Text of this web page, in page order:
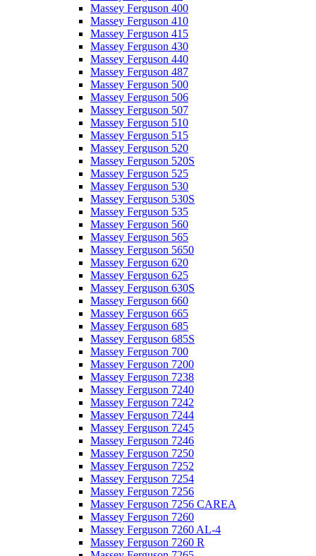
Massey Ferguson 400
Massey Ferguson 410
Massey Ferguson 415
Massey Ferguson 430
Massey Ferguson 440
Massey Ferguson 487
Massey Ferguson 500
Massey Ferguson 506
Massey Ferguson 507
Massey Ferguson 510
Massey Ferguson 515
Massey Ferguson 520
Massey Ferguson 520S
Massey Ferguson 525
Massey Ferguson 530
Massey Ferguson 530S
Massey Ferguson 535
Massey Ferguson 560
Massey Ferguson 565
Massey Ferguson 5650
Massey Ferguson 620
Massey Ferguson 625
Massey Ferguson 630S
Massey Ferguson 660
Massey Ferguson 665
Massey Ferguson 685
Massey Ferguson 685S
Massey Ferguson 700
Massey Ferguson 7200
Massey Ferguson 7238
Massey Ferguson 7240
Massey Ferguson 7242
Massey Ferguson 7244
Massey Ferguson 7245
Massey Ferguson 7246
Massey Ferguson 7250
Massey Ferguson 7252
Massey Ferguson 7254
Massey Ferguson 7256
Massey Ferguson 7256 CAREA
Massey Ferguson 7260
Massey Ferguson 7260 AL-4
Massey Ferguson 7260 R